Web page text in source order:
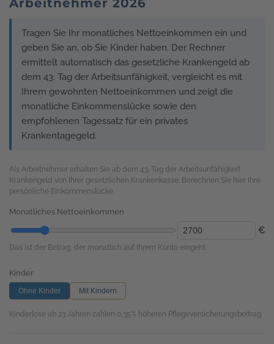
Arbeitnehmer 2026
Tragen Sie Ihr monatliches Nettoeinkommen ein und
geben Sie an, ob Sie Kinder haben. Der Rechner
ermittelt automatisch das gesetzliche Krankengeld ab
dem 43. Tag der Arbeitsunfähigkeit, vergleicht es mit
Ihrem gewohnten Nettoeinkommen und zeigt die
monatliche Einkommenslücke sowie den
empfohlenen Tagessatz für ein privates
Krankentagegeld.
Als Arbeitnehmer erhalten Sie ab dem 43. Tag der Arbeitsunfähigkeit
Krankengeld von Ihrer gesetzlichen Krankenkasse. Berechnen Sie hier Ihre
persönliche Einkommenslücke.
Monatliches Nettoeinkommen
€
Das ist der Betrag, der monatlich auf Ihrem Konto eingeht.
Kinder
Ohne Kinder Mit Kindern
Kinderlose ab 23 Jahren zahlen 0,35% höheren Pflegeversicherungsbeitrag.